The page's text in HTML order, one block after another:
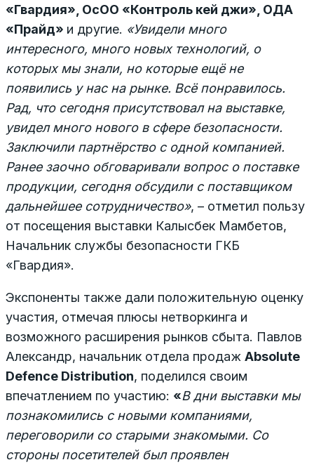
«Гвардия», ОсОО «Контроль кей джи», ОДА
«Прайд» и другие. «Увидели много
интересного, много новых технологий, о
которых мы знали, но которые ещё не
появились у нас на рынке. Всё понравилось.
Рад, что сегодня присутствовал на выставке,
увидел много нового в сфере безопасности.
Заключили партнёрство с одной компанией.
Ранее заочно обговаривали вопрос о поставке
продукции, сегодня обсудили с поставщиком
дальнейшее сотрудничество», – отметил пользу
от посещения выставки Калысбек Мамбетов,
Начальник службы безопасности ГКБ
«Гвардия».
Экспоненты также дали положительную оценку
участия, отмечая плюсы нетворкинга и
возможного расширения рынков сбыта. Павлов
Александр, начальник отдела продаж Absolute
Defence Distribution, поделился своим
впечатлением по участию: «В дни выставки мы
познакомились с новыми компаниями,
переговорили со старыми знакомыми. Со
стороны посетителей был проявлен